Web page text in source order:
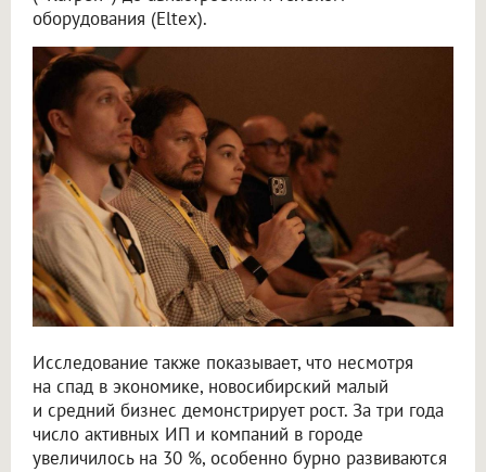
оборудования (Eltex).
Исследование также показывает, что несмотря
на спад в экономике, новосибирский малый
и средний бизнес демонстрирует рост. За три года
число активных ИП и компаний в городе
увеличилось на 30 %, особенно бурно развиваются